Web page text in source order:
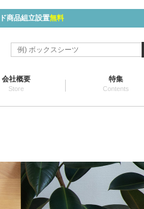
商品組立設置無料
会社概要
Store
特集
Contents